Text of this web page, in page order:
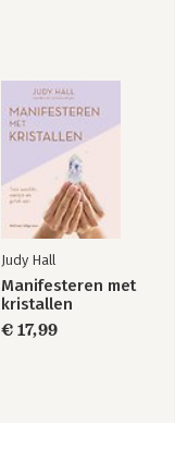
Judy Hall
Manifesteren met
kristallen
€ 17,99